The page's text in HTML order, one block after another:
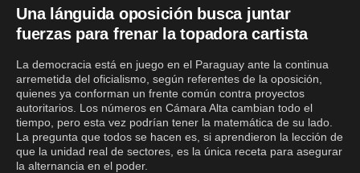
Una lánguida oposición busca juntar
fuerzas para frenar la topadora cartista
La democracia está en juego en el Paraguay ante la continua
arremetida del oficialismo, según referentes de la oposición,
quienes ya conforman un frente común contra proyectos
autoritarios. Los números en Cámara Alta cambian todo el
tiempo, pero esta vez podrían tener la matemática de su lado.
La pregunta que todos se hacen es, si aprendieron la lección de
que la unidad real de sectores, es la única receta para asegurar
la alternancia en el poder.